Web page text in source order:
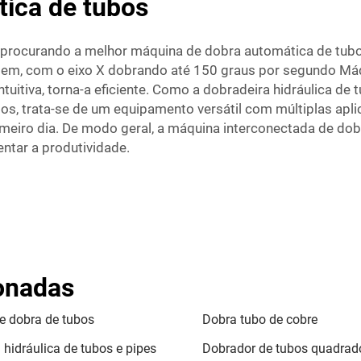
de tubos
a melhor máquina de dobra automática de
com o eixo X dobrando até 150 graus por segundo
torna-a eficiente. Como a dobradeira hidráulica de
trata-se de um equipamento versátil com múltiplas
dia. De modo geral, a máquina interconectada de
a produtividade.
dobra de tubos
Dobra tubo de cobre
hidráulica de tubos e pipes
Dobrador de tubos